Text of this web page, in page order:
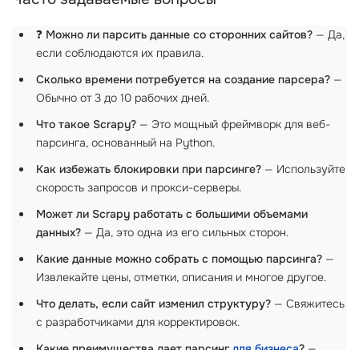
❓ Можно ли парсить данные со сторонних сайтов? — Да,
если соблюдаются их правила.
Сколько времени потребуется на создание парсера? —
Обычно от 3 до 10 рабочих дней.
Что такое Scrapy? — Это мощный фреймворк для веб-
парсинга, основанный на Python.
Как избежать блокировки при парсинге? — Используйте
скорость запросов и прокси-серверы.
Может ли Scrapy работать с большими объемами
данных? — Да, это одна из его сильных сторон.
Какие данные можно собрать с помощью парсинга? —
Извлекайте цены, отметки, описания и многое другое.
Что делать, если сайт изменил структуру? — Свяжитесь
с разработчиками для корректировок.